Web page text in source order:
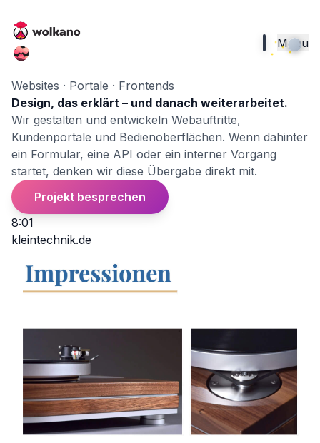
Menü
Websites · Portale · Frontends
Design, das erklärt – und danach weiterarbeitet.
Wir gestalten und entwickeln Webauftritte,
Kundenportale und Bedienoberflächen. Wenn dahinter
ein Formular, eine API oder ein interner Vorgang
startet, denken wir diese Übergabe direkt mit.
Projekt besprechen
8:01
kleintechnik.de